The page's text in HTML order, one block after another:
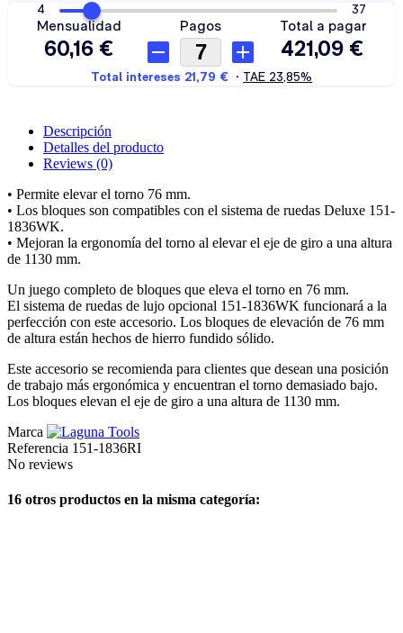
Descripción
Detalles del producto
Reviews (0)
• Permite elevar el torno 76 mm.
• Los bloques son compatibles con el sistema de ruedas Deluxe 151-
1836WK.
• Mejoran la ergonomía del torno al elevar el eje de giro a una altura
de 1130 mm.
Un juego completo de bloques que eleva el torno en 76 mm.
El sistema de ruedas de lujo opcional 151-1836WK funcionará a la
perfección con este accesorio. Los bloques de elevación de 76 mm
de altura están hechos de hierro fundido sólido.
Este accesorio se recomienda para clientes que desean una posición
de trabajo más ergonómica y encuentran el torno demasiado bajo.
Los bloques elevan el eje de giro a una altura de 1130 mm.
Marca
Referencia 151-1836RI
No reviews
16 otros productos en la misma categoría: